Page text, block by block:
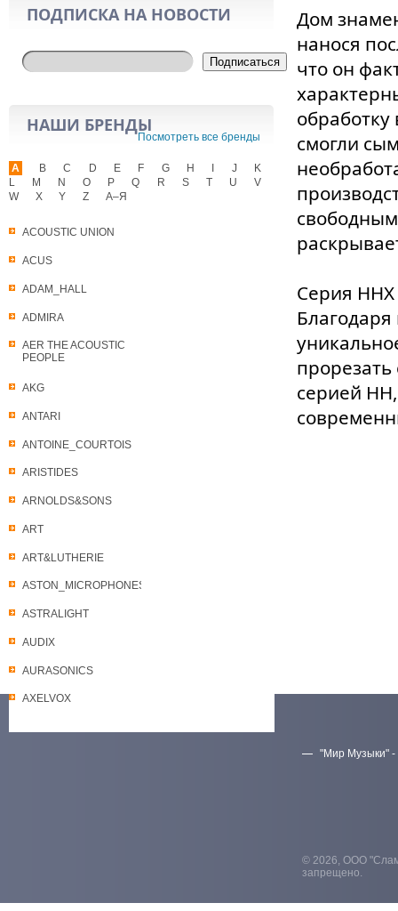
ПОДПИСКА НА НОВОСТИ
Подписаться
НАШИ БРЕНДЫ
Посмотреть все бренды
A
ACOUSTIC UNION
ACUS
ADAM_HALL
ADMIRA
AER THE ACOUSTIC
PEOPLE
AKG
ANTARI
ANTOINE_COURTOIS
ARISTIDES
ARNOLDS&SONS
ART
ART&LUTHERIE
ASTON_MICROPHONES
ASTRALIGHT
AUDIX
AURASONICS
AXELVOX
B C D E F G H J
K
L
M N O P Q R S T U
V
W
X Y Z А–Я
Дом
нанося
что он
смогли
Серия
серией
"Мир Музыки" -
© 2026, ООО
запрещено.